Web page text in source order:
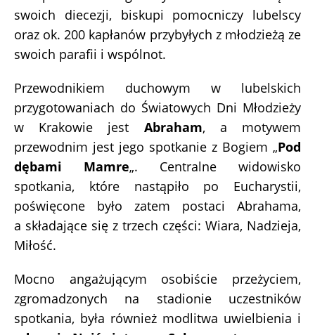
swoich diecezji, biskupi pomocniczy lubelscy
oraz ok. 200 kapłanów przybyłych z młodzieżą ze
swoich parafii i wspólnot.
Przewodnikiem duchowym w lubelskich
przygotowaniach do Światowych Dni Młodzieży
w Krakowie jest Abraham, a motywem
przewodnim jest jego spotkanie z Bogiem „Pod
dębami Mamre„. Centralne widowisko
spotkania, które nastąpiło po Eucharystii,
poświęcone było zatem postaci Abrahama,
a składające się z trzech części: Wiara, Nadzieja,
Miłość.
Mocno angażującym osobiście przeżyciem,
zgromadzonych na stadionie uczestników
spotkania, była również modlitwa uwielbienia i